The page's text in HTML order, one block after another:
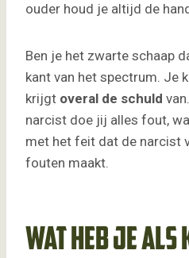
ouder houd je altijd de
Ben je het zwarte schaap
kant van het spectrum. Je
krijgt overal de schuld
narcist doe jij alles fout,
met het feit dat de narcist
fouten maakt.
Wat heb je als